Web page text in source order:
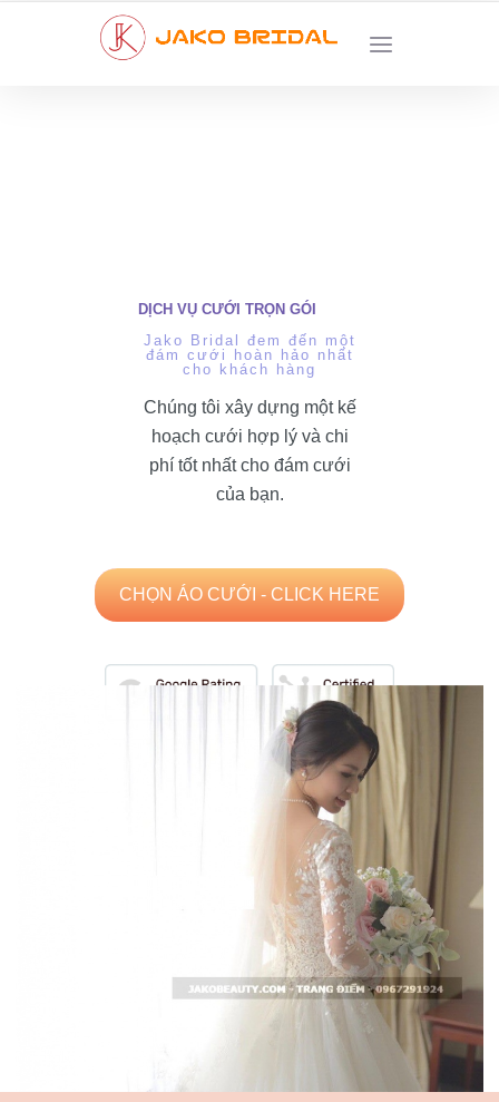
DỊCH VỤ CƯỚI TRỌN GÓI
Jako Bridal đem đến một
đám cưới hoàn hảo nhất
cho khách hàng
Chúng tôi xây dựng một kế
hoạch cưới hợp lý và chi
phí tốt nhất cho đám cưới
của bạn.
CHỌN ÁO CƯỚI - CLICK HERE